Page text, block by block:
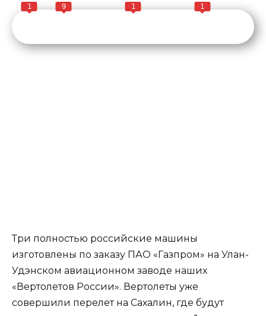
1 9 1 1
Три полностью российские машины
изготовлены по заказу ПАО «Газпром» на Улан-
Удэнском авиационном заводе наших
«Вертолетов России». Вертолеты уже
совершили перелет на Сахалин, где будут